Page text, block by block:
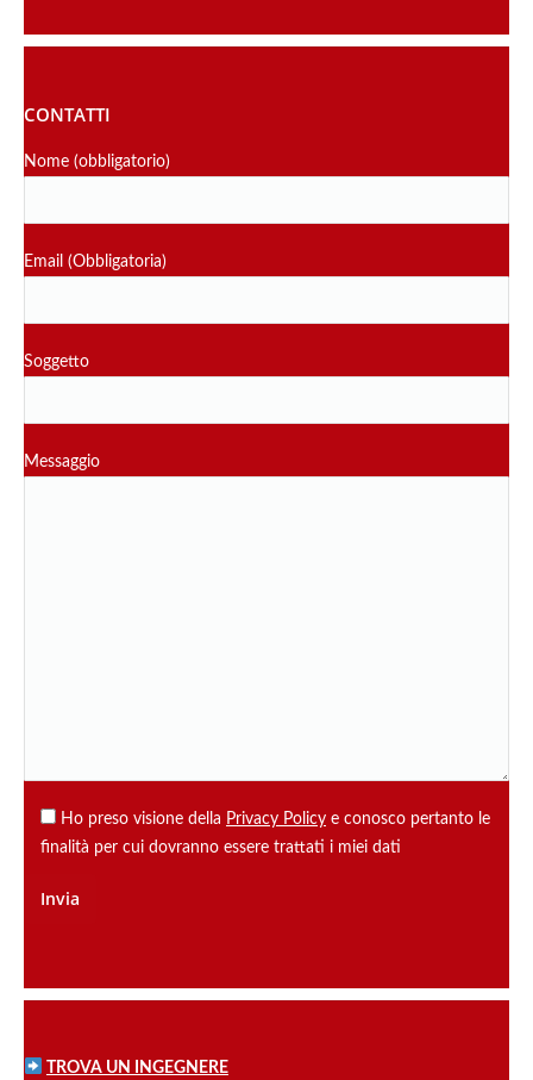
CONTATTI
Nome (obbligatorio)
Email (Obbligatoria)
Soggetto
Messaggio
Ho preso visione della Privacy Policy e conosco pertanto le
finalità per cui dovranno essere trattati i miei dati
TROVA UN INGEGNERE